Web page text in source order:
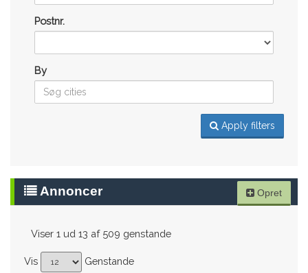
Postnr.
By
Apply filters
Annoncer Opret
Viser 1 ud 13 af 509 genstande
Vis Genstande